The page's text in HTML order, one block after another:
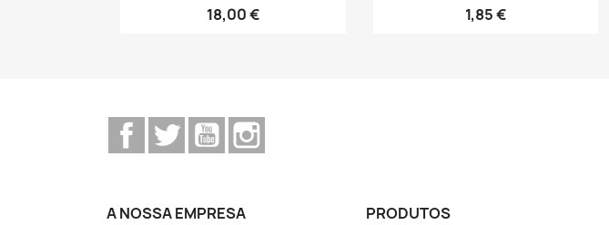
18,00 € 1,85 €
FacebookTwitterYouTube
A NOSSA EMPRESA PRODUTOS